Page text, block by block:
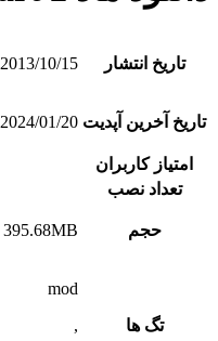
تاریخ انتشار 2013/10/15
تاریخ آخرین آپدیت 2024/01/20
امتیاز کاربران
تعداد نصب
حجم 395.68MB
تگ ها
mod
,